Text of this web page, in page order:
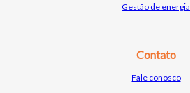
Gestão de energia
Contato
Fale conosco